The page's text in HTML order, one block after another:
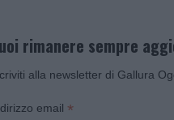
rimanere sempre
alla newsletter di Gallura
email *